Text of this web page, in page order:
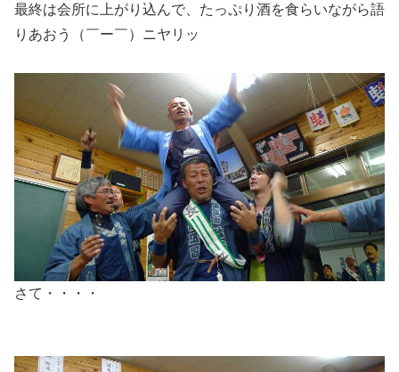
最終は会所に上がり込んで、たっぷり酒を食らいながら語
りあおう（￣ー￣）ニヤリッ
さて・・・・